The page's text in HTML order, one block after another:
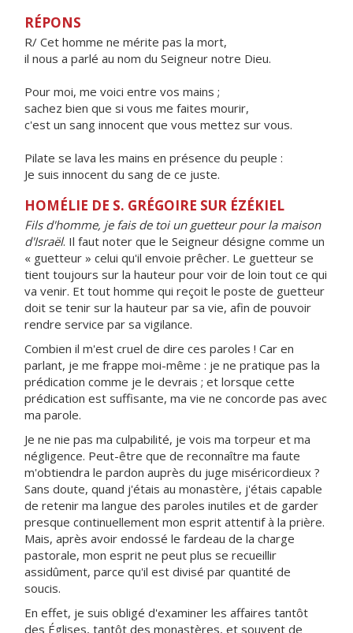
RÉPONS
R/ Cet homme ne mérite pas la mort,
il nous a parlé au nom du Seigneur notre Dieu.
Pour moi, me voici entre vos mains ;
sachez bien que si vous me faites mourir,
c'est un sang innocent que vous mettez sur vous.
Pilate se lava les mains en présence du peuple :
Je suis innocent du sang de ce juste.
HOMÉLIE DE S. GRÉGOIRE SUR ÉZÉKIEL
Fils d'homme, je fais de toi un guetteur pour la maison
d'Israël. Il faut noter que le Seigneur désigne comme un
« guetteur » celui qu'il envoie prêcher. Le guetteur se
tient toujours sur la hauteur pour voir de loin tout ce qui
va venir. Et tout homme qui reçoit le poste de guetteur
doit se tenir sur la hauteur par sa vie, afin de pouvoir
rendre service par sa vigilance.
Combien il m'est cruel de dire ces paroles ! Car en
parlant, je me frappe moi-même : je ne pratique pas la
prédication comme je le devrais ; et lorsque cette
prédication est suffisante, ma vie ne concorde pas avec
ma parole.
Je ne nie pas ma culpabilité, je vois ma torpeur et ma
négligence. Peut-être que de reconnaître ma faute
m'obtiendra le pardon auprès du juge miséricordieux ?
Sans doute, quand j'étais au monastère, j'étais capable
de retenir ma langue des paroles inutiles et de garder
presque continuellement mon esprit attentif à la prière.
Mais, après avoir endossé le fardeau de la charge
pastorale, mon esprit ne peut plus se recueillir
assidûment, parce qu'il est divisé par quantité de
soucis.
En effet, je suis obligé d'examiner les affaires tantôt
des Églises, tantôt des monastères, et souvent de